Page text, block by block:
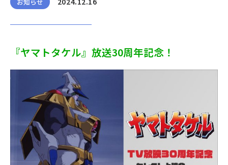
〒104-0061
東京都中央区銀座7丁目13番20号 銀座THビル5F
採用情報
お問い合わせ
『ヤマトタケル』放送30周年記念！